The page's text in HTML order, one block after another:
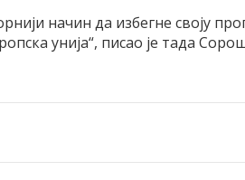
начин да избегне своју
унија“, писао је тада